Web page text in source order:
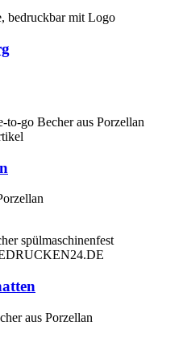
aus Porzellan